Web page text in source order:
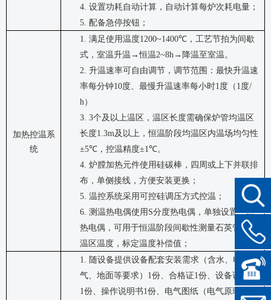
4. 设置功耗自动计算，自动计算每炉次耗电量；
5. 配备急停按钮；
加热控温系
统
1. 满足使用温度1200~1400℃ ，工艺节拍为间歇
式，室温升温 →恒温2~8h→ 降温至室温。
2. 升温速率可自由调节，调节范围：最快升温速
率每分钟10度、最慢升温速率每小时1度（ 1度/
h）
3. 3个及以上温区，温区长度需确保炉管均温区
长度1.3m及以上，恒温阶段均温区内温场均匀性
±5℃ ，控温精度±1℃。
4. 炉膛加热元件使用硅碳棒，四周或上下并联排
布，单侧接线，方便安装更换；
5. 温控系统采用可控硅调压方式控温；
6. 测温热电偶使用 S分度热电偶，单独设置一路
热电偶，可用于恒温阶段间歇性测量石英管内均
温区温度，标定温度补偿值；
1. 随设备提供设备配套安装需求（含水、电、
气、地面等要求） 1份、合格证1份、设备说明书
1份、操作说明书1份、电气图纸（电气原理图，